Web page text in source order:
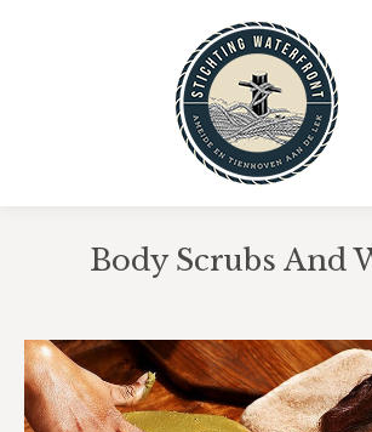
Body Scrubs And